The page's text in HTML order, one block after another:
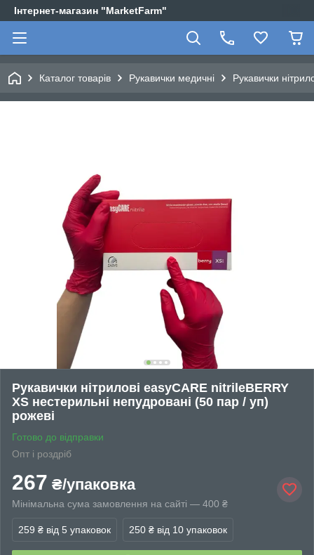
Інтернет-магазин "MarketFarm"
Каталог товарів Рукавички медичні Рукавички
Рукавички нітрилові easyCARE nitrileBERRY
XS нестерильні непудровані (50 пар / уп)
рожеві
Готово до відправки
Опт і роздріб
267 ₴/упаковка
Мінімальна сума замовлення на сайті — 400 ₴
259 ₴ від 5 упаковок 250 ₴ від 10 упаковок